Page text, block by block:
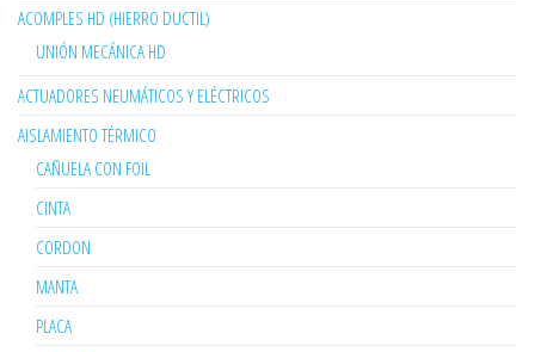
ACOMPLES HD (HIERRO DUCTIL)
UNIÓN MECÁNICA HD
ACTUADORES NEUMÁTICOS Y ELÉCTRICOS
AISLAMIENTO TÉRMICO
CAÑUELA CON FOIL
CINTA
CORDON
MANTA
PLACA